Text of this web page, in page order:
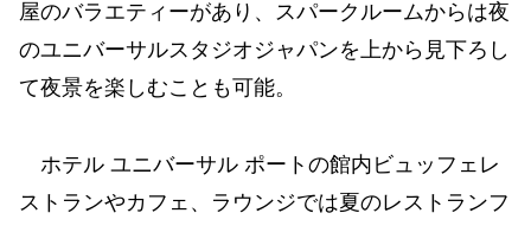
屋のバラエティーがあり、スパークルームからは夜
のユニバーサルスタジオジャパンを上から見下ろし
て夜景を楽しむことも可能。
ホテル ユニバーサル ポートの館内ビュッフェレ
ストランやカフェ、ラウンジでは夏のレストランフ